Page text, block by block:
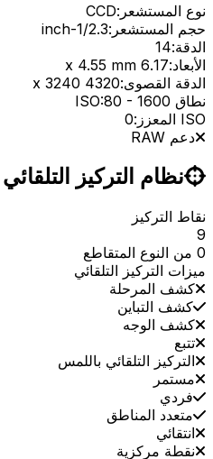
نوع المستشعر:CCD
حجم المستشعر:1/2.3-inch
الدقة:14
الأبعاد:6.17 x 4.55 mm
الدقة القصوى:4320 x 3240
نطاق ISO:
80 - 1600
ISO المعزز:
0
دعم RAW
نظام التركيز التلقائي
نقاط التركيز
9
0 من النوع المتقاطع
ميزات التركيز التلقائي
كشف المرحلة
كشف التباين
كشف الوجه
تتبع
التركيز التلقائي باللمس
مستمر
فردي
متعدد المناطق
انتقائي
نقطة مركزية